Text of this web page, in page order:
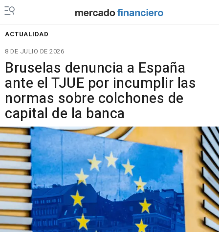
ACTUALIDAD
8 DE JULIO DE 2026
Bruselas denuncia a España
ante el TJUE por incumplir las
normas sobre colchones de
capital de la banca